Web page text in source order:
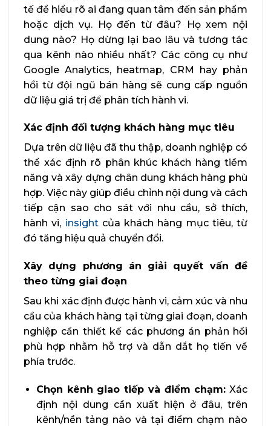
tế để hiểu rõ ai đang quan tâm đến sản phẩm
hoặc dịch vụ. Họ đến từ đâu? Họ xem nội
dung nào? Họ dừng lại bao lâu và tương tác
qua kênh nào nhiều nhất? Các công cụ như
Google Analytics, heatmap, CRM hay phản
hồi từ đội ngũ bán hàng sẽ cung cấp nguồn
dữ liệu giá trị để phân tích hành vi.
Xác định đối tượng khách hàng mục tiêu
Dựa trên dữ liệu đã thu thập, doanh nghiệp có
thể xác định rõ phân khúc khách hàng tiềm
năng và xây dựng chân dung khách hàng phù
hợp. Việc này giúp điều chỉnh nội dung và cách
tiếp cận sao cho sát với nhu cầu, sở thích,
hành vi, insightcủa khách hàng mục tiêu, từ
đó tăng hiệu quả chuyển đổi.
Xây dựng phương án giải quyết vấn đề
theo từng giai đoạn
Sau khi xác định được hành vi, cảm xúc và nhu
cầu của khách hàng tại từng giai đoạn, doanh
nghiệp cần thiết kế các phương án phản hồi
phù hợp nhằm hỗ trợ và dẫn dắt họ tiến về
phía trước.
Chọn kênh giao tiếp và điểm chạm: Xác
định nội dung cần xuất hiện ở đâu, trên
kênh/nền tảng nào và tại điểm chạm nào